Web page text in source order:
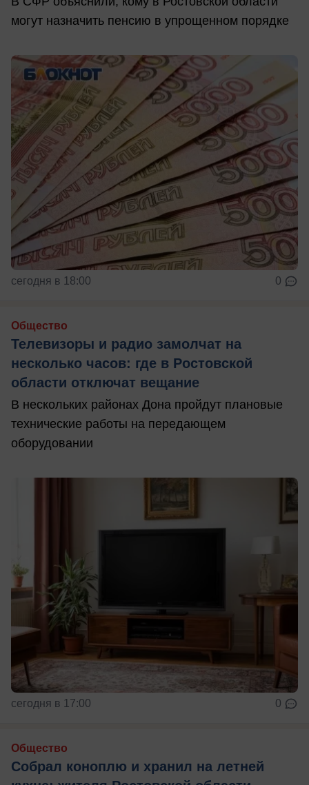
могут назначить пенсию в упрощенном порядке
сегодня в 18:00 0
Общество
Телевизоры и радио замолчат на
несколько часов: где в Ростовской
области отключат вещание
В нескольких районах Дона пройдут плановые
технические работы на передающем
оборудовании
сегодня в 17:00 0
Общество
Собрал коноплю и хранил на летней